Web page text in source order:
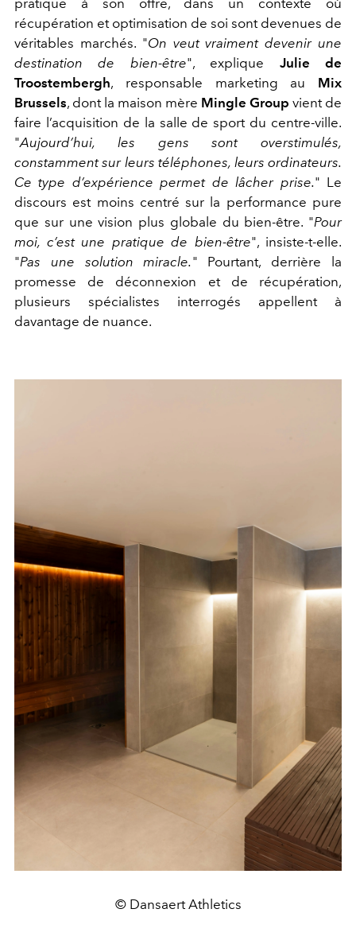
pratique à son offre, dans un contexte où
récupération et optimisation de soi sont devenues de
véritables marchés. "On veut vraiment devenir une
destination de bien-être", explique Julie de
Troostembergh, responsable marketing au Mix
Brussels, dont la maison mère Mingle Group vient de
faire l’acquisition de la salle de sport du centre-ville.
"Aujourd’hui, les gens sont overstimulés,
constamment sur leurs téléphones, leurs ordinateurs.
Ce type d’expérience permet de lâcher prise." Le
discours est moins centré sur la performance pure
que sur une vision plus globale du bien-être. "Pour
moi, c’est une pratique de bien-être", insiste-t-elle.
"Pas une solution miracle." Pourtant, derrière la
promesse de déconnexion et de récupération,
plusieurs spécialistes interrogés appellent à
davantage de nuance.
© Dansaert Athletics